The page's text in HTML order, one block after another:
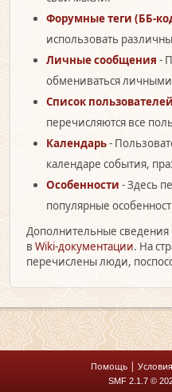
Форумные теги (ББ-
использовать
Личные сообщения -
обмениваться
Список пользователей
перечисляются все
Календарь-
календаре события,
Особенности - Здесь
популярные
Дополнительные
в Wiki-документации. На
перечислены люди,
Помощь |
SMF 2.1.7 ©